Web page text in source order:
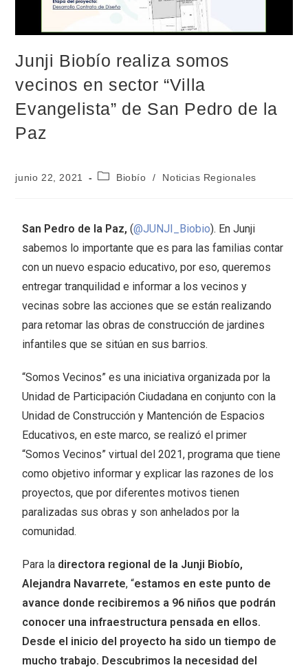
Junji Biobío realiza somos
vecinos en sector “Villa
Evangelista” de San Pedro de la
Paz
junio 22, 2021 Biobío / Noticias Regionales
San Pedro de la Paz, (@JUNJI_Biobio). En Junji
sabemos lo importante que es para las familias contar
con un nuevo espacio educativo, por eso, queremos
entregar tranquilidad e informar a los vecinos y
vecinas sobre las acciones que se están realizando
para retomar las obras de construcción de jardines
infantiles que se sitúan en sus barrios.
“Somos Vecinos” es una iniciativa organizada por la
Unidad de Participación Ciudadana en conjunto con la
Unidad de Construcción y Mantención de Espacios
Educativos, en este marco, se realizó el primer
“Somos Vecinos” virtual del 2021, programa que tiene
como objetivo informar y explicar las razones de los
proyectos, que por diferentes motivos tienen
paralizadas sus obras y son anhelados por la
comunidad.
Para la directora regional de la Junji Biobío,
Alejandra Navarrete, “estamos en este punto de
avance donde recibiremos a 96 niños que podrán
conocer una infraestructura pensada en ellos.
Desde el inicio del proyecto ha sido un tiempo de
mucho trabajo. Descubrimos la necesidad del